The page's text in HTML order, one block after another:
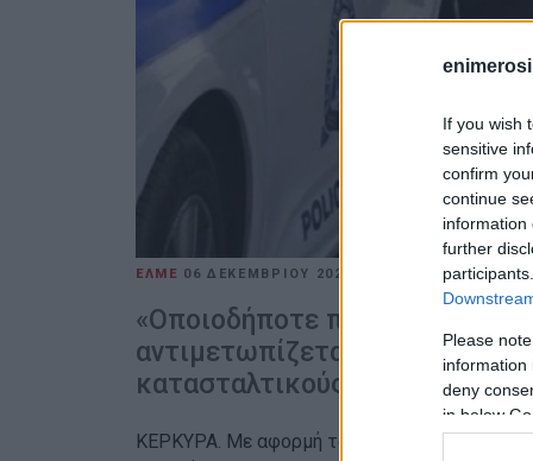
If you wish
sensitive
confirm
continue
information
further
Please
information
deny
in below
ΕΛΜΕ 06 ΔΕΚΕΜΒΡΊΟΥ 2022
«Οποιοδήποτε πρόβλημα, σε
αντιμετωπίζεται με όρους
κατασταλτικούς»
ΚΕΡΚΥΡΑ. Με αφορμή τα δημοσιεύματα που